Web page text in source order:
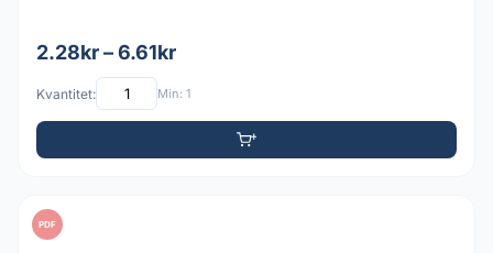
2.28kr – 6.61kr
Kvantitet: Min: 1
PDF